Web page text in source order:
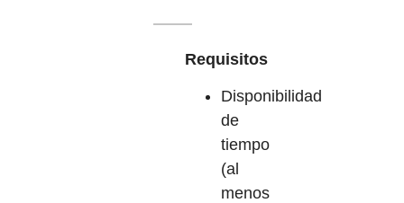
Requisitos
Disponibilidad
de
tiempo
(al
menos